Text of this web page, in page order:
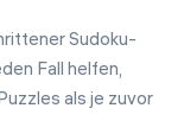
Sudoku-
Fall helfen,
als je zuvor